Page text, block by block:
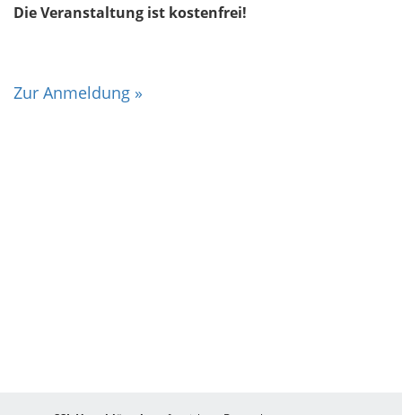
Die Veranstaltung ist kostenfrei!
Zur Anmeldung »